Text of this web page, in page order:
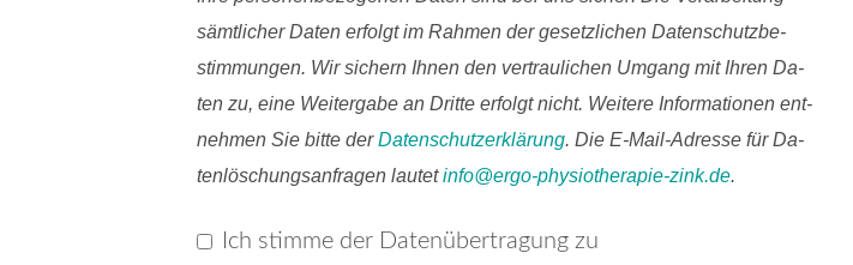
sämt­li­cher Da­ten er­folgt im Rah­men der ge­setz­li­chen Da­ten­schutz­be­
stim­mun­gen. Wir si­chern Ih­nen den ver­trau­li­chen Um­gang mit Ih­ren Da­
ten zu, eine Wei­ter­ga­be an Drit­te er­folgt nicht. Wei­te­re In­for­ma­tio­nen ent­
neh­men Sie bit­te derDa­ten­schutz­er­klä­rung. Die E‑­Mail-Adres­se für Da­
ten­lö­schungs­an­fra­gen lau­tetinfo@​ergo-​physiotherapie-​zink.​de.
Ich stim­me der Da­ten­über­tra­gung zu